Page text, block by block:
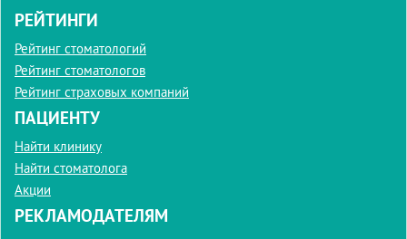
РЕЙТИНГИ
Рейтинг стоматологий
Рейтинг стоматологов
Рейтинг страховых компаний
ПАЦИЕНТУ
Найти клинику
Найти стоматолога
Акции
РЕКЛАМОДАТЕЛЯМ